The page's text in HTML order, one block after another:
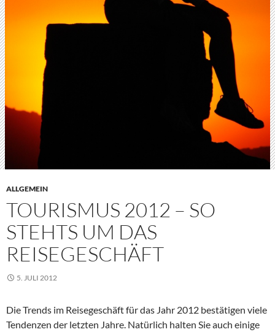
ALLGEMEIN
TOURISMUS 2012 – SO
STEHTS UM DAS
REISEGESCHÄFT
5. JULI 2012
Die Trends im Reisegeschäft für das Jahr 2012 bestätigen viele
Tendenzen der letzten Jahre. Natürlich halten Sie auch einige